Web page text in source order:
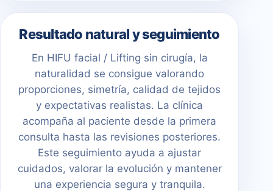
Resultado natural y seguimiento
En HIFU facial / Lifting sin cirugía, la
naturalidad se consigue valorando
proporciones, simetría, calidad de tejidos
y expectativas realistas. La clínica
acompaña al paciente desde la primera
consulta hasta las revisiones posteriores.
Este seguimiento ayuda a ajustar
cuidados, valorar la evolución y mantener
una experiencia segura y tranquila.